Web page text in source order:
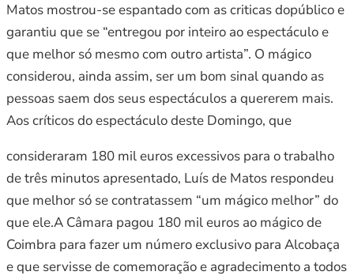
Matos mostrou-se espantado com as criticas dopúblico e
garantiu que se “entregou por inteiro ao espectáculo e
que melhor só mesmo com outro artista”. O mágico
considerou, ainda assim, ser um bom sinal quando as
pessoas saem dos seus espectáculos a quererem mais.
Aos críticos do espectáculo deste Domingo, que
consideraram 180 mil euros excessivos para o trabalho
de três minutos apresentado, Luís de Matos respondeu
que melhor só se contratassem “um mágico melhor” do
que ele.A Câmara pagou 180 mil euros ao mágico de
Coimbra para fazer um número exclusivo para Alcobaça
e que servisse de comemoração e agradecimento a todos